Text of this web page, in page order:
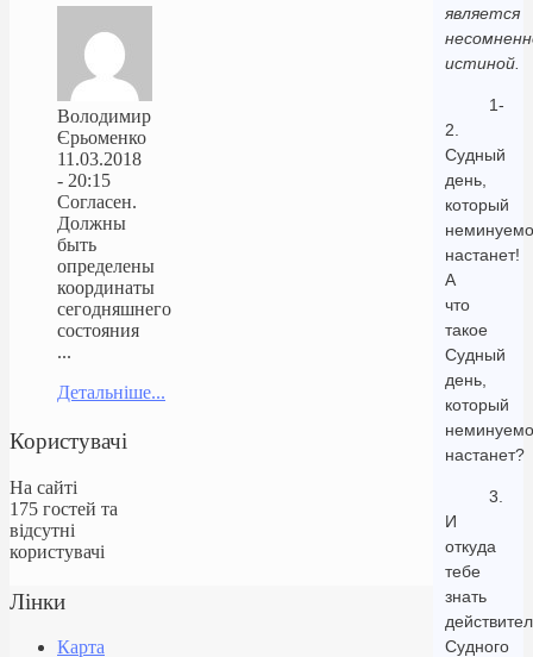
является
истиной.
1-
2.
Судный
день,
который
неминуемо
настанет!
А
что
такое
Судный
день,
который
неминуемо
настанет?
3.
И
откуда
тебе
знать
Судного
Володимир
Єрьоменко
11.03.2018
- 20:15
Согласен.
Должны
быть
определены
координаты
сегодняшнего
состояния
...
Детальніше...
Користувачі
На сайті
175 гостей та
відсутні
користувачі
Лінки
Карта